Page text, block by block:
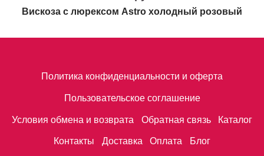
Вискоза с люрексом Astro холодный розовый
Политика конфиденциальности и оферта
Пользовательское соглашение
Условия обмена и возврата Обратная связь Каталог
Контакты Доставка Оплата Блог